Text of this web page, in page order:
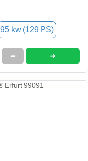
95 kw (129 PS)
➦ ➜